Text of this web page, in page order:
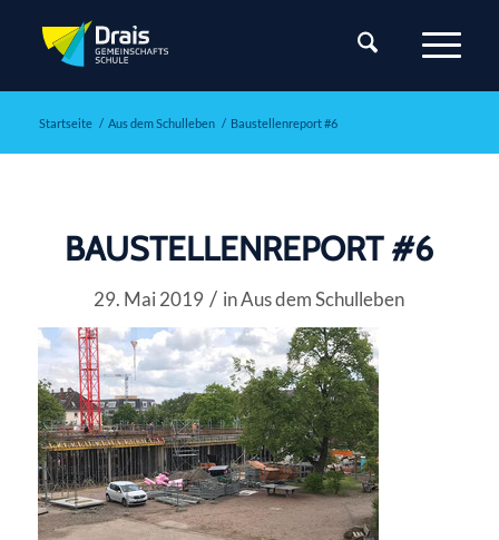
Startseite / Aus dem Schulleben / Baustellenreport #6
BAUSTELLENREPORT #6
29. Mai 2019 / inAus dem Schulleben